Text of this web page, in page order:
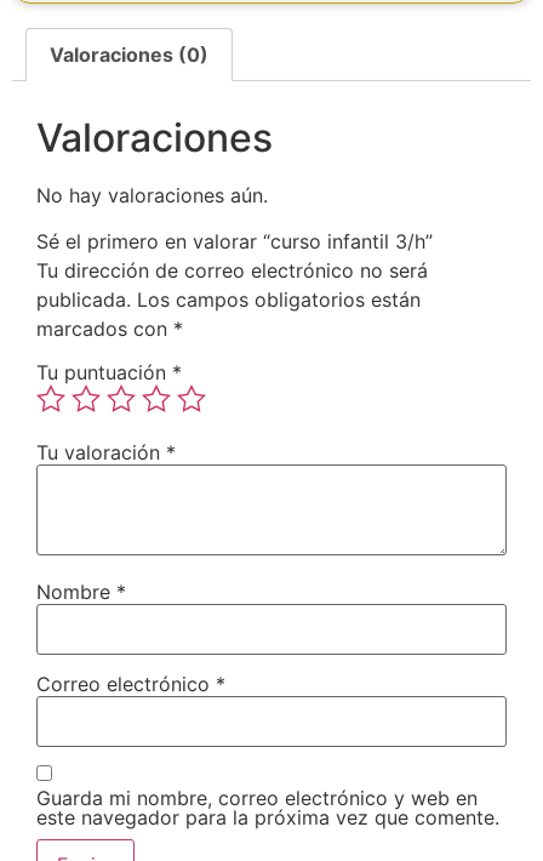
Valoraciones (0)
Valoraciones
No hay valoraciones aún.
Sé el primero en valorar “curso infantil 3/h”
Tu dirección de correo electrónico no será
publicada. Los campos obligatorios están
marcados con *
Tu puntuación *
Tu valoración *
Nombre *
Correo electrónico *
Guarda mi nombre, correo electrónico y web en
este navegador para la próxima vez que comente.